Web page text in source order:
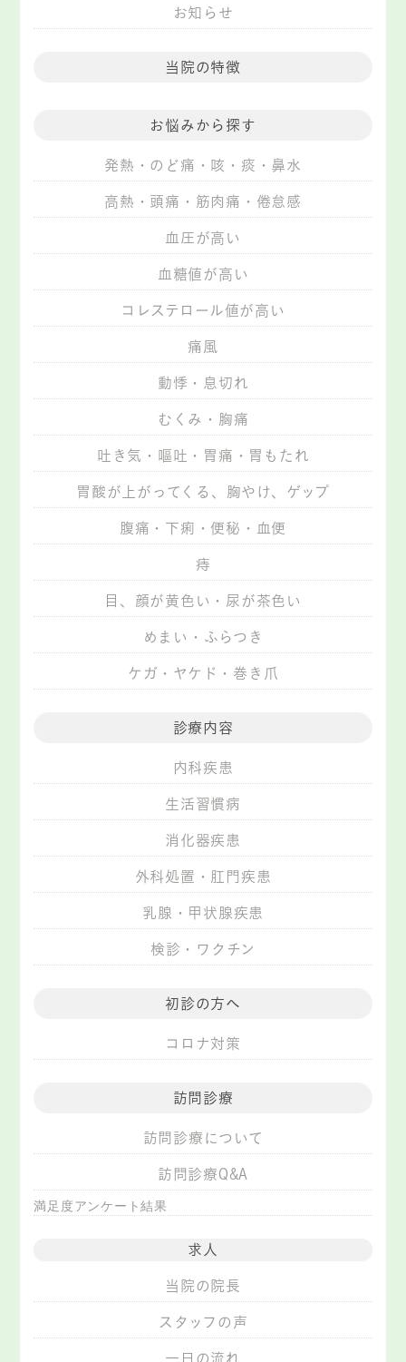
お知らせ
当院の特徴
お悩みから探す
発熱・のど痛・咳・痰・鼻水
高熱・頭痛・筋肉痛・倦怠感
血圧が高い
血糖値が高い
コレステロール値が高い
痛風
動悸・息切れ
むくみ・胸痛
吐き気・嘔吐・胃痛・胃もたれ
胃酸が上がってくる、胸やけ、ゲップ
腹痛・下痢・便秘・血便
痔
目、顔が黄色い・尿が茶色い
めまい・ふらつき
ケガ・ヤケド・巻き爪
診療内容
内科疾患
生活習慣病
消化器疾患
外科処置・肛門疾患
乳腺・甲状腺疾患
検診・ワクチン
初診の方へ
コロナ対策
訪問診療
訪問診療について
訪問診療Q&A
満足度アンケート結果
求人
当院の院長
スタッフの声
一日の流れ